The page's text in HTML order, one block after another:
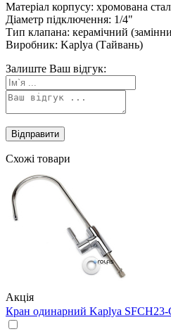
Матеріал корпусу: хромована
Діаметр підключення: 1/4"
Тип клапана: керамічний
Виробник: Kaplya (Тайвань)
Залиште Ваш відгук:
Схожі товари
Акція
Кран одинарний Kaplya SFCH23-